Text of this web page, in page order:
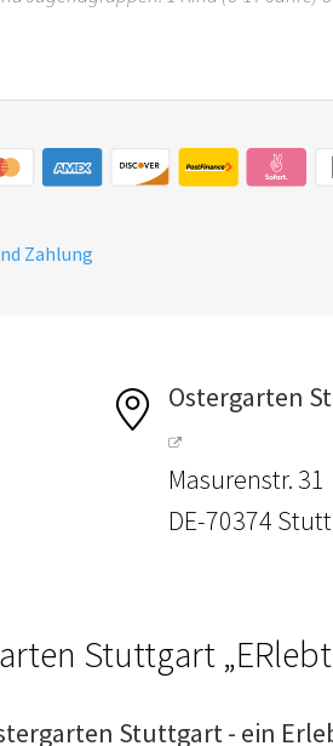
6 Jahren ist der Ostergarten Stuttgart
Zahlung
Ostergarten
Masurenstr. 31
DE-70374
Stuttgart
Stuttgart - ein